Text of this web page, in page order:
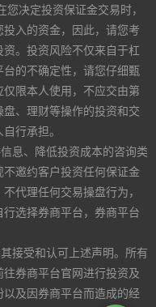
决定投资保证金交易时，
入的资金，因此，请您考
。投资风险不仅来自于杠
的不确定性，请您仔细甄
限本人使用，不应交由第
、理财等操作的投资和交
行承担。
息、降低投资成本的咨询类
邀约客户投资任何保证金
代理任何交易操盘行为，
选择券商平台，券商平台
接受和认可上述声明。所有
券商平台官网进行投资及
及因券商平台而造成的经